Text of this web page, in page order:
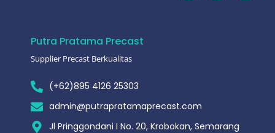
Putra Pratama Precast
Supplier Precast Berkualitas
(+62)895 4126 25303
admin@putrapratamaprecast.com
Jl Pringgondani I No. 20, Krobokan, Semarang